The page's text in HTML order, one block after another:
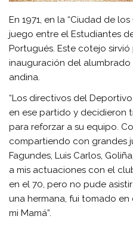
En 1971, en la “Ciudad de
juego entre el Estudiantes
Portugués. Este cotejo
inauguración del
andina.
“Los directivos del
en ese partido y decidieron
para reforzar a su equipo.
compartiendo con grandes
Fagundes, Luis Carlos,
a mis actuaciones con el
en el 70, pero no pude
una hermana, fui tomado
mi Mamá”.